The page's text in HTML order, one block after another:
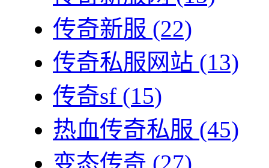
传奇新服 (22)
传奇私服网站 (13)
传奇sf (15)
热血传奇私服 (45)